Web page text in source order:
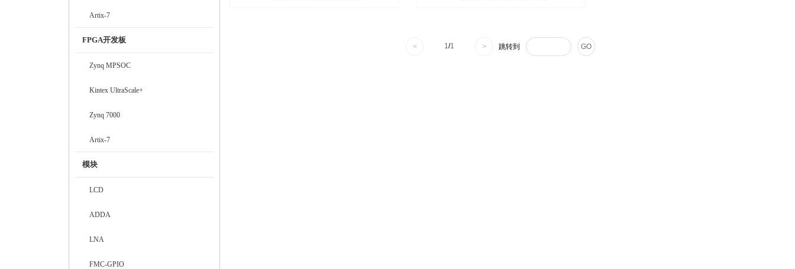
GTY收发器：64
SD CARD：一路Micro SD卡座，支持3.3V
< 1/1 > 跳转到 GO
Artix-7
FPGA开发板
Zynq MPSOC
Kintex UltraScale+
Zynq 7000
Artix-7
模块
LCD
ADDA
LNA
FMC-GPIO